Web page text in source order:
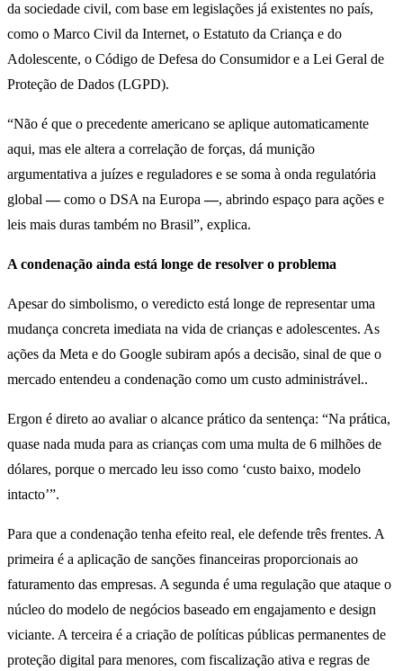
da sociedade civil, com base em legislações já existentes no país,
como o Marco Civil da Internet, o Estatuto da Criança e do
Adolescente, o Código de Defesa do Consumidor e a Lei Geral de
Proteção de Dados (LGPD).
“Não é que o precedente americano se aplique automaticamente
aqui, mas ele altera a correlação de forças, dá munição
argumentativa a juízes e reguladores e se soma à onda regulatória
global—como o DSA na Europa—, abrindo espaço para ações e
leis mais duras também no Brasil”, explica.
A condenação ainda está longe de resolver o problema
Apesar do simbolismo, o veredicto está longe de representar uma
mudança concreta imediata na vida de crianças e adolescentes. As
ações da Meta e do Google subiram após a decisão, sinal de que o
mercado entendeu a condenação como um custo administrável..
Ergon é direto ao avaliar o alcance prático da sentença: “Na prática,
quase nada muda para as crianças com uma multa de 6 milhões de
dólares, porque o mercado leu isso como ‘custo baixo, modelo
intacto’”.
Para que a condenação tenha efeito real, ele defende três frentes. A
primeira é a aplicação de sanções financeiras proporcionais ao
faturamento das empresas. A segunda é uma regulação que ataque o
núcleo do modelo de negócios baseado em engajamento e design
viciante. A terceira é a criação de políticas públicas permanentes de
proteção digital para menores, com fiscalização ativa e regras de